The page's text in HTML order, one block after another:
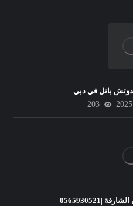
بانل في دبي
203
|0565930521